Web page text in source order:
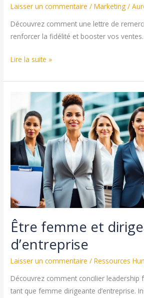
Laisser un commentaire /Marketing /
Découvrez comment une lettre de
renforcer la fidélité et booster vos
Les
de
remerciement
électroniques
:
moyen
facile
de
encore
plus
de
bénéfices
Lire la suite »
Être femme et
d’entreprise
Laisser un commentaire /Ressources
Découvrez comment concilier leadership
tant que femme dirigeante d’entreprise.